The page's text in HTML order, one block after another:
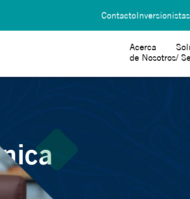
Acerca
de Nosotros/
ContactoInversionistas
de texto predictivo.